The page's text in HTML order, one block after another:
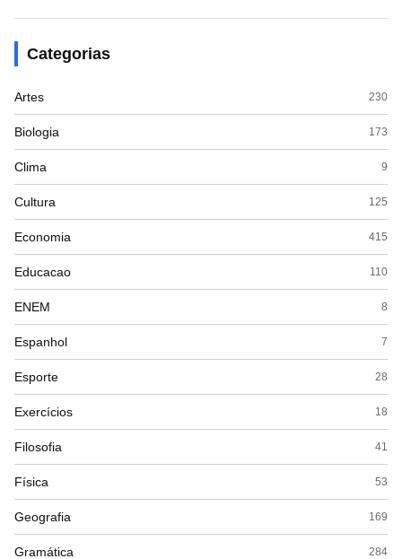
Categorias
Artes 230
Biologia 173
Clima 9
Cultura 125
Economia 415
Educacao 110
ENEM 8
Espanhol 7
Esporte 28
Exercícios 18
Filosofia 41
Física 53
Geografia 169
Gramática 284